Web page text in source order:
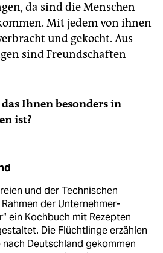
da sind die Menschen
Mit jedem von ihnen
und gekocht. Aus
sind Freundschaften
Ihnen besonders in
ist?
und der Technischen
der Unternehmer-
ein Kochbuch mit Rezepten
Die Flüchtlinge erzählen
Deutschland gekommen